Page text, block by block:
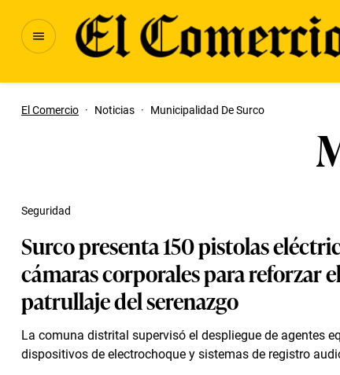
El Comercio · Noticias · Municipalidad De Surco
Surco presenta 150 pistolas
cámaras corporales para reforzar el
patrullaje del serenazgo
La comuna distrital supervisó el despliegue de agentes
dispositivos de electrochoque y sistemas de registro
Seguridad